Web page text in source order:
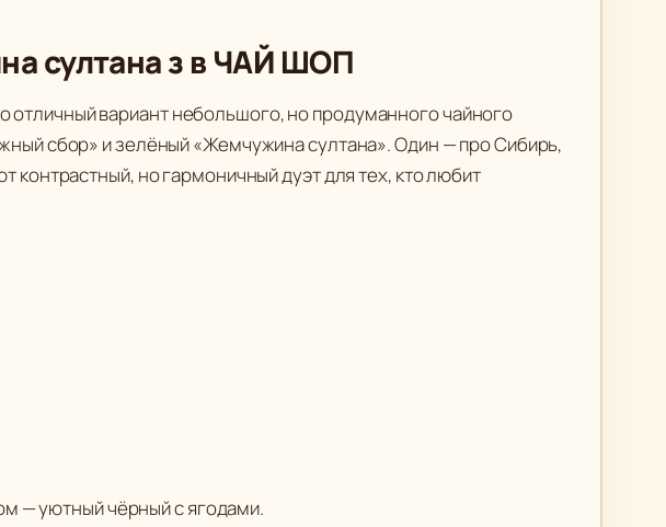
султана з в ЧАЙ ШОП
отличный вариант небольшого, но продуманного чайного
сбор» и зелёный «Жемчужина султана». Один — про Сибирь,
но гармоничный дуэт для тех, кто любит
— уютный чёрный с ягодами.